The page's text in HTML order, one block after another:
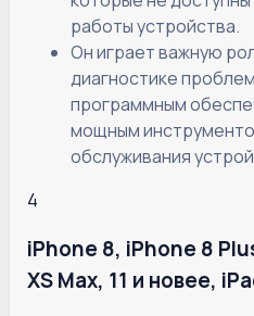
работы устройства.
Он играет важную
диагностике
программным
мощным
обслуживания
4
iPhone 8, iPhone 8
XS Max, 11 и новее,